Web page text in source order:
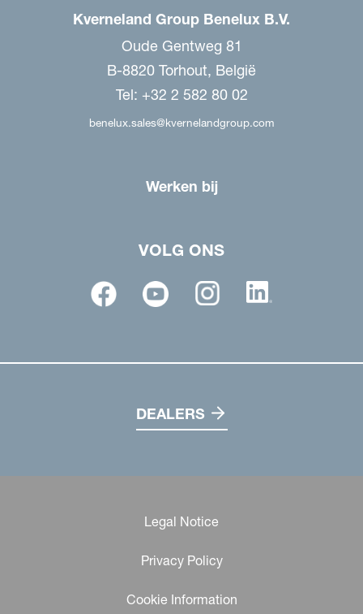
Kverneland Group Benelux B.V.
Oude Gentweg 81
B-8820 Torhout, België
Tel: +32 2 582 80 02
benelux.sales@kvernelandgroup.com
Werken bij
VOLG ONS
DEALERS
Legal Notice
Privacy Policy
Cookie Information